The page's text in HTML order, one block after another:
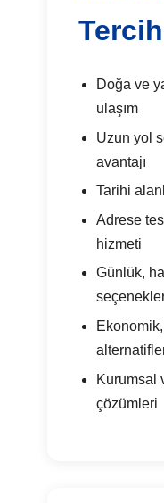
Doğa ve
ulaşım
Uzun yol
avantajı
Tarihi
Adrese
hizmeti
Günlük,
Kurumsal
çözümleri